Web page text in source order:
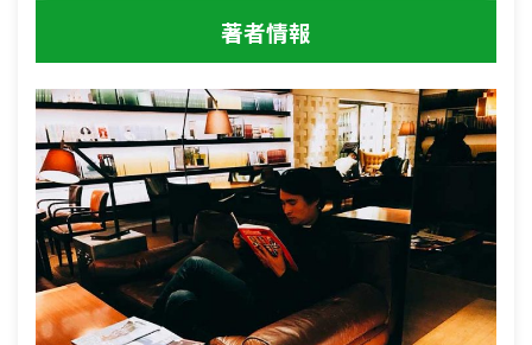
著者情報